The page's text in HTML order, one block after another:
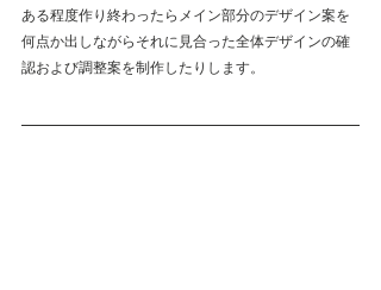
ある程度作り終わったらメイン部分のデザイン案を
何点か出しながらそれに見合った全体デザインの確
認および調整案を制作したりします。